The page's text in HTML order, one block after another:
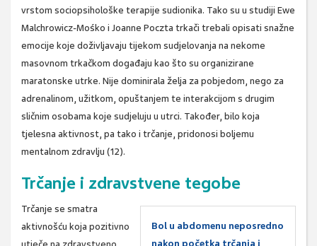
vrstom sociopsihološke terapije sudionika. Tako su u studiji Ewe
Malchrowicz-Mośko i Joanne Poczta trkači trebali opisati snažne
emocije koje doživljavaju tijekom sudjelovanja na nekome
masovnom trkačkom događaju kao što su organizirane
maratonske utrke. Nije dominirala želja za pobjedom, nego za
adrenalinom, užitkom, opuštanjem te interakcijom s drugim
sličnim osobama koje sudjeluju u utrci. Također, bilo koja
tjelesna aktivnost, pa tako i trčanje, pridonosi boljemu
mentalnom zdravlju (12).
Trčanje i zdravstvene tegobe
Bol u abdomenu neposredno
Trčanje se smatra
aktivnošću koja pozitivno